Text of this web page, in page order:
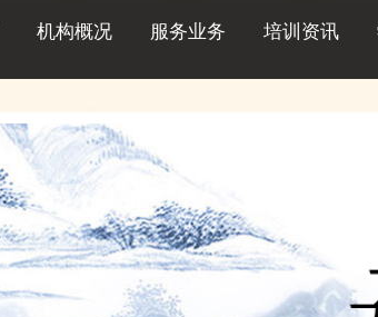
机构概况 服务业务 培训资讯